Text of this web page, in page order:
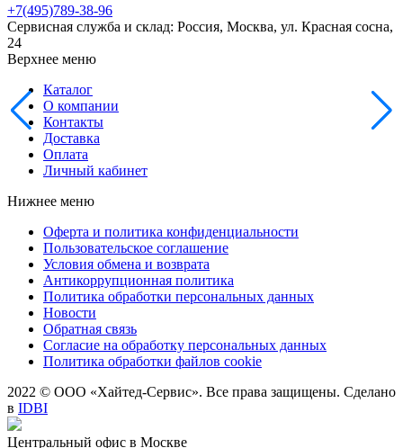
+7(495)789-38-96
Сервисная служба и склад: Россия, Москва, ул. Красная сосна,
24
Верхнее меню
Каталог
О компании
Контакты
Доставка
Оплата
Личный кабинет
Нижнее меню
Оферта и политика конфиденциальности
Пользовательское соглашение
Условия обмена и возврата
Антикоррупционная политика
Политика обработки персональных данных
Новости
Обратная связь
Согласие на обработку персональных данных
Политика обработки файлов cookie
2022 © ООО «Хайтед-Сервис». Все права защищены. Сделано
в IDBI
Центральный офис в Москве